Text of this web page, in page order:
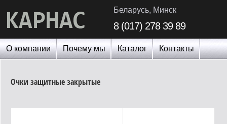
Беларусь, Минск
8 (017) 278 39 89
О компании Почему мы Каталог Контакты
Очки защитные закрытые